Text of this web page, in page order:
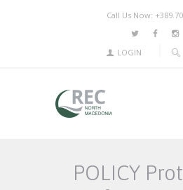
Call Us Now:
LOGIN
POLICY